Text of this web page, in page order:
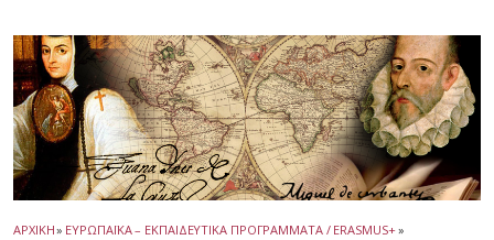
ΑΡΧΙΚΗ» ΕΥΡΩΠΑΪΚΑ – ΕΚΠΑΙΔΕΥΤΙΚΑ ΠΡΟΓΡΑΜΜΑΤΑ / ERASMUS+»